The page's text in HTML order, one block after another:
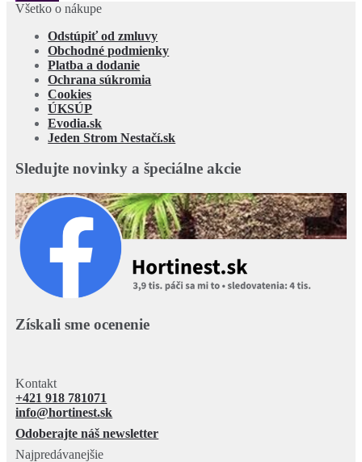
Všetko o nákupe
Odstúpiť od zmluvy
Obchodné podmienky
Platba a dodanie
Ochrana súkromia
Cookies
ÚKSÚP
Evodia.sk
Jeden Strom Nestačí.sk
Sledujte novinky a špeciálne akcie
Získali sme ocenenie
Kontakt
+421 918 781071
info@hortinest.sk
Odoberajte náš newsletter
Najpredávanejšie